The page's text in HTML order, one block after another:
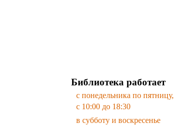
Библиотека работает
с понедельника по пятницу,
с 10:00 до 18:30
в субботу и воскресенье